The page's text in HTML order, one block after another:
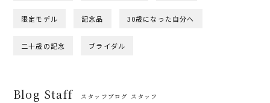
限定モデル 記念品 30歳になった自分へ
二十歳の記念 ブライダル
Blog Staff スタッフブログ スタッフ